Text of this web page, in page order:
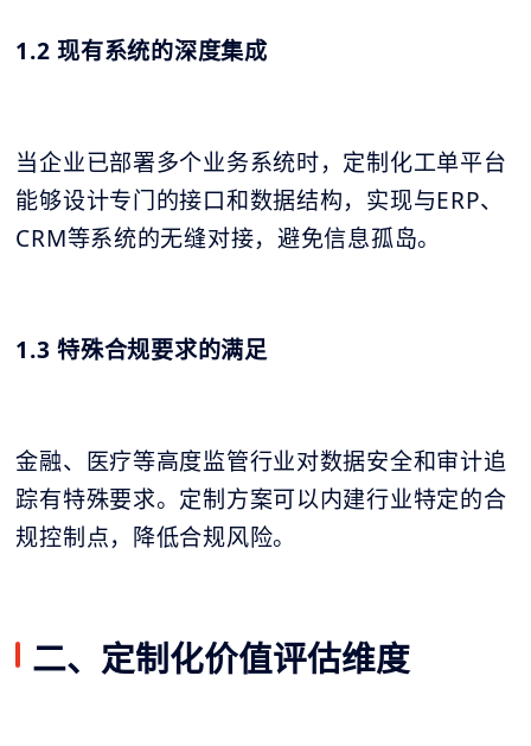
1.2 现有系统的深度集成
当企业已部署多个业务系统时，定制化工单平台
能够设计专门的接口和数据结构，实现与ERP、
CRM等系统的无缝对接，避免信息孤岛。
1.3 特殊合规要求的满足
金融、医疗等高度监管行业对数据安全和审计追
踪有特殊要求。定制方案可以内建行业特定的合
规控制点，降低合规风险。
二、定制化价值评估维度